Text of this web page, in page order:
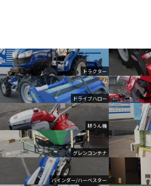
トラクター
ドライブハロー
耕うん機
グレンコンテナ
バインダー/ハーベスター